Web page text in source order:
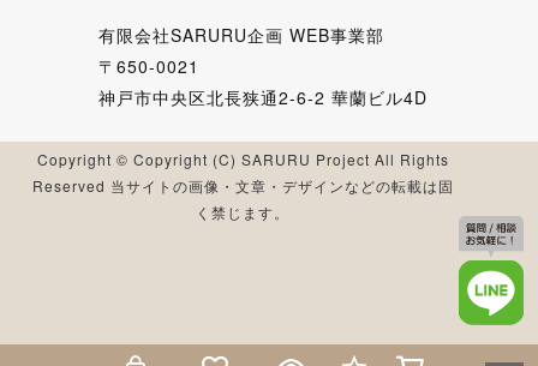
有限会社SARURU企画 WEB事業部
〒650-0021
神戸市中央区北長狭通2-6-2 華蘭ビル4D
Copyright © Copyright (C) SARURU Project All Rights
Reserved 当サイトの画像・文章・デザインなどの転載は固
く禁じます。